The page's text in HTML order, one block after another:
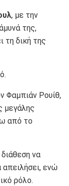
, με την
της,
τη δική της
Φαμπιάν Ρουίθ,
μεγάλης
από το
να
ενώ
ρόλο.